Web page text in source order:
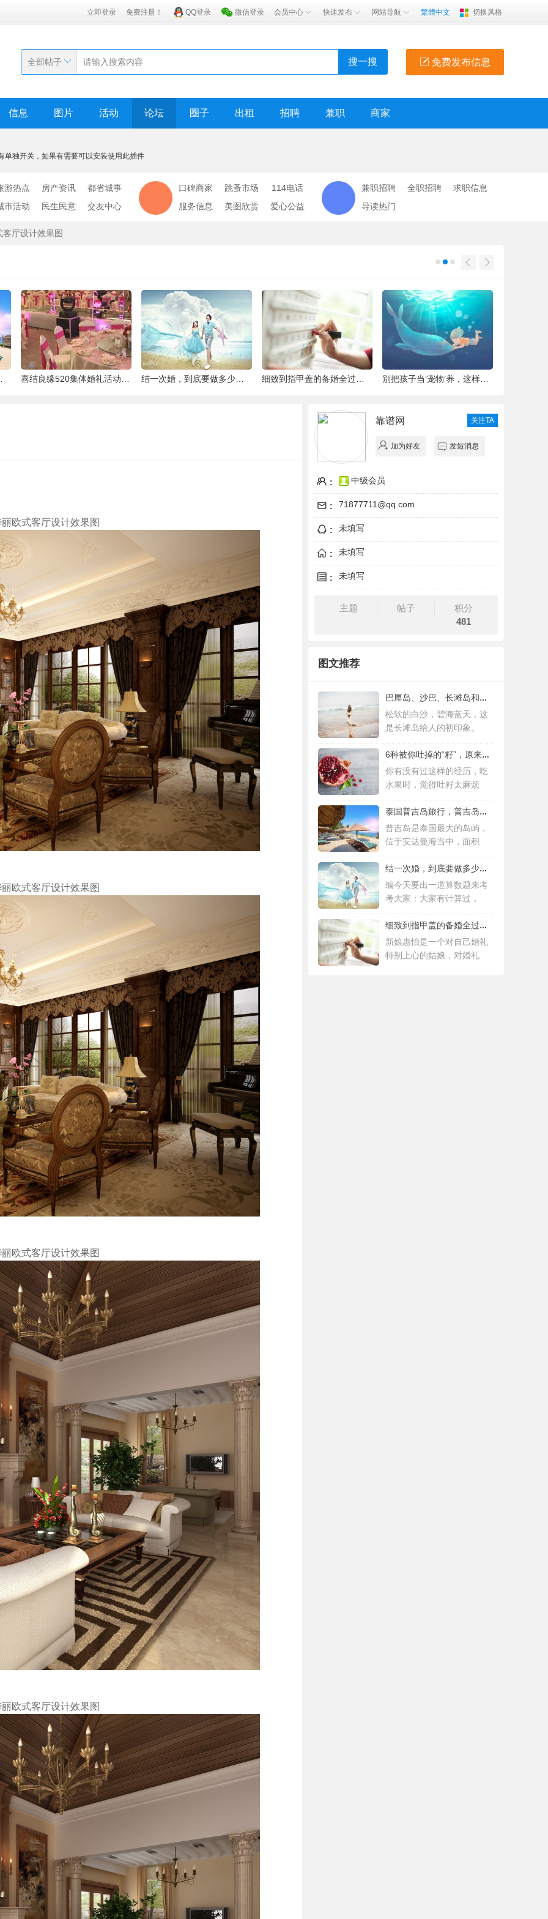
立即登录 免费注册！ QQ登录 微信登录 会员中心 快速发布 网站导航 繁體中文 切换风格
免费发布信息
全部帖子 搜一搜
信息 图片 活动 论坛 圈子 出租 招聘 兼职 商家
单独开关，如果有需要可以安装使用此插件
游热点 房产资讯
都省城事
市活动
民生民意 交友中心
口碑商家 跳蚤市场
114电话
服务信息
美图欣赏 爱心公益
兼职招聘 全职招聘
求职信息
导读热门
厅设计效果图
欧式客厅设计效果图
欧式客厅设计效果图
欧式客厅设计效果图
欧式客厅设计效果图
靠谱网 关注TA
加为好友 发短消息
: 中级会员
: 71877711@qq.com
: 未填写
: 未填写
: 未填写
主题 帖子
积分
481
图文推荐
巴厘岛、沙巴、长滩岛和普吉岛，哪个更值得
松软的白沙，碧海蓝天，这
是长滩岛给人的初印象。
6种被你吐掉的“籽”，原来是果蔬界的营养
你有没有过这样的经历，吃
水果时，觉得吐籽太麻烦
泰国普吉岛旅行，普吉岛是泰国最大的岛屿
普吉岛是泰国最大的岛屿，
位于安达曼海当中，面积
结一次婚，到底要做多少件准备工作 |备婚清
编今天要出一道算数题来考
考大家：大家有计算过，
细致到指甲盖的备婚全过程，这位“挑剔”新
新娘惠怡是一个对自己婚礼
特别上心的姑娘，对婚礼